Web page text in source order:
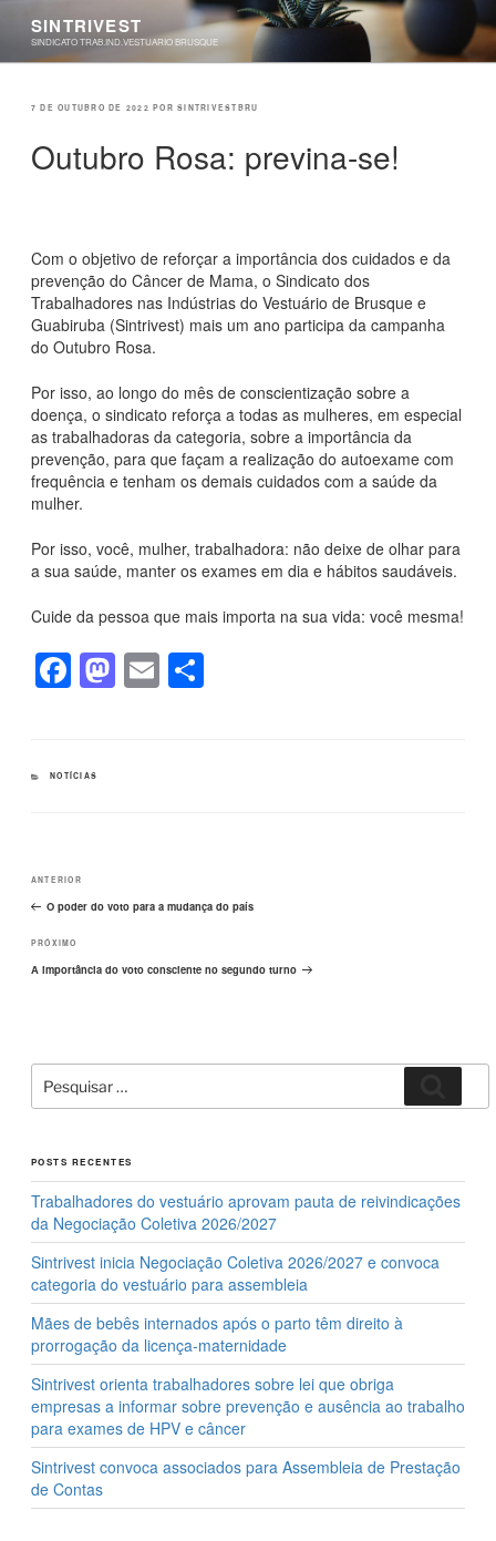
Pular
SINTRIVEST
SINDICATO TRAB.IND.VESTUARIO BRUSQUE
PUBLICADO
7 DE OUTUBRO DE 2022 PORSINTRIVESTBRU
Outubro Rosa: previna-se!
Com o objetivo de reforçar a importância dos cuidados e da
prevenção do Câncer de Mama, o Sindicato dos
Trabalhadores nas Indústrias do Vestuário de Brusque e
Guabiruba (Sintrivest) mais um ano participa da campanha
do Outubro Rosa.
Por isso, ao longo do mês de conscientização sobre a
doença, o sindicato reforça a todas as mulheres, em especial
as trabalhadoras da categoria, sobre a importância da
prevenção, para que façam a realização do autoexame com
frequência e tenham os demais cuidados com a saúde da
mulher.
Por isso, você, mulher, trabalhadora: não deixe de olhar para
a sua saúde, manter os exames em dia e hábitos saudáveis.
Cuide da pessoa que mais importa na sua vida: você mesma!
F
a
e
o
k
M
a
E
m
CATEGORIAS
NOTÍCIAS
de
Post
Post
anterior
ANTERIOR
O poder do voto para a mudança do país
Próximo
post
PRÓXIMO
A importância do voto consciente no segundo turno
Pesquisar
por:
POSTS RECENTES
Trabalhadores do vestuário aprovam pauta de reivindicações
da Negociação Coletiva 2026/2027
Sintrivest inicia Negociação Coletiva 2026/2027 e convoca
categoria do vestuário para assembleia
Mães de bebês internados após o parto têm direito à
prorrogação da licença-maternidade
Sintrivest orienta trabalhadores sobre lei que obriga
empresas a informar sobre prevenção e ausência ao trabalho
para exames de HPV e câncer
Sintrivest convoca associados para Assembleia de Prestação
de Contas